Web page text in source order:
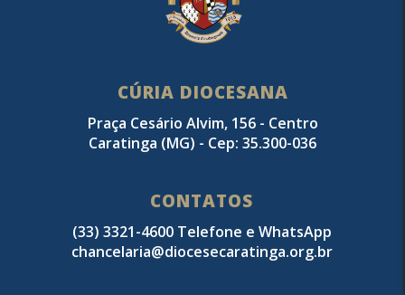
CÚRIA DIOCESANA
Praça Cesário Alvim, 156 - Centro
Caratinga (MG) - Cep: 35.300-036
CONTATOS
(33) 3321-4600 Telefone e WhatsApp
chancelaria@diocesecaratinga.org.br